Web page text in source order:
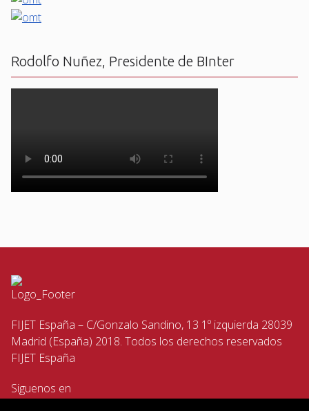
Rodolfo Nuñez, Presidente de BInter
FIJET España – C/Gonzalo Sandino, 13 1º izquierda 28039
Madrid (España) 2018. Todos los derechos reservados
FIJET España
Siguenos en